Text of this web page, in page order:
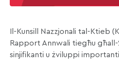
Il-Kunsill Nazzjonali tal-Ktieb
Rapport Annwali tiegħu
sinjifikanti u żviluppi